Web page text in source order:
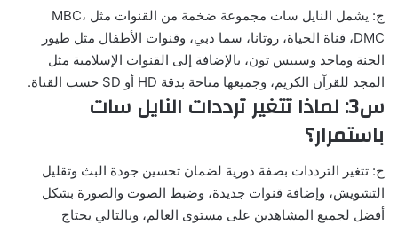
ج: يشمل النايل سات مجموعة ضخمة من القنوات مثل MBC،
DMC، قناة الحياة، روتانا، سما دبي، وقنوات الأطفال مثل طيور
الجنة وماجد وسبيس تون، بالإضافة إلى القنوات الإسلامية مثل
المجد للقرآن الكريم، وجميعها متاحة بدقة HD أو SD حسب القناة.
س3: لماذا تتغير ترددات النايل سات
باستمرار؟
ج: تتغير الترددات بصفة دورية لضمان تحسين جودة البث وتقليل
التشويش، وإضافة قنوات جديدة، وضبط الصوت والصورة بشكل
أفضل لجميع المشاهدين على مستوى العالم، وبالتالي يحتاج